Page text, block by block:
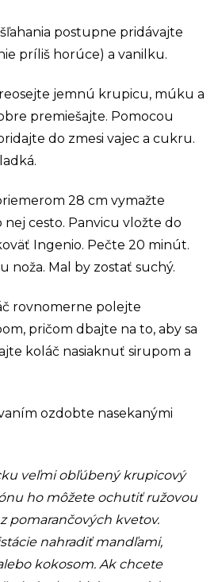
postupne pridávajte
príliš horúce) a vanilku.
jemnú krupicu, múku a
premiešajte. Pomocou
do zmesi vajec a cukru.
28 cm vymažte
nej cesto. Panvicu vložte do
Ingenio. Pečte 20 minút.
noža. Mal by zostať suchý.
rovnomerne polejte
pričom dbajte na to, aby sa
koláč nasiaknuť sirupom a
ozdobte nasekanými
veľmi obľúbený krupicový
ho môžete ochutiť ružovou
pomarančových kvetov.
nahradiť mandľami,
kokosom. Ak chcete